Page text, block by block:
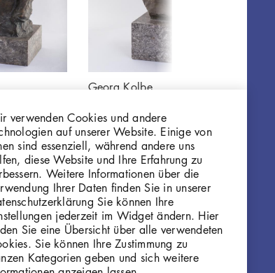
Kolbe
Georg Kolbe
P138
verwenden Cookies und andere
auf unserer Website. Einige von
sind essenziell, während andere uns
diese Website und Ihre Erfahrung zu
Weitere Informationen über die
Ihrer Daten finden Sie in unserer
Sie können Ihre
jederzeit im Widget ändern. Hier
Sie eine Übersicht über alle verwendeten
Sie können Ihre Zustimmung zu
Kategorien geben und sich weitere